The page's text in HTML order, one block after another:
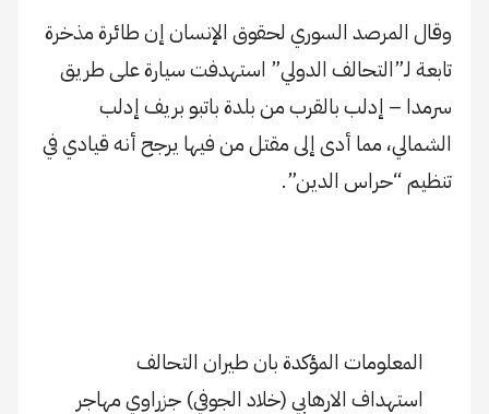
وقال المرصد السوري لحقوق الإنسان إن طائرة مذخرة
تابعة لـ”التحالف الدولي” استهدفت سيارة على طريق
سرمدا – إدلب بالقرب من بلدة باتبو بريف إدلب
الشمالي، مما أدى إلى مقتل من فيها يرجح أنه قيادي في
تنظيم “حراس الدين”.
المعلومات المؤكدة بان طيران التحالف
استهداف الارهابي (خلاد الجوفي) جزراوي مهاجر